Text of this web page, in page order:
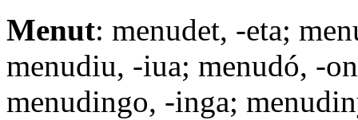
Menut: menudet, -eta;
menudiu, -iua; menudó, -
menudingo, -inga;